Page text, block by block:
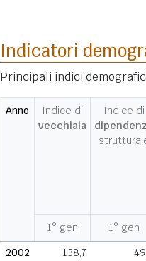
Indicatori
Principali indici
Anno
Indice di
vecchiaia
Indice di
1° gen 1° gen
2002
138,7